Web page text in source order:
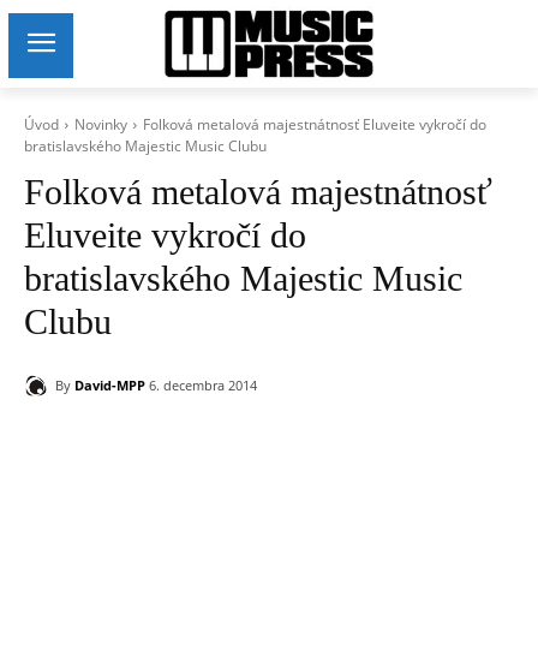
Úvod Novinky
Folková metalová majestnátnosť Eluveite vykročí do
bratislavského Majestic Music Clubu
Folková metalová majestnátnosť
Eluveite vykročí do
bratislavského Majestic Music
Clubu
By David-MPP 6. decembra 2014